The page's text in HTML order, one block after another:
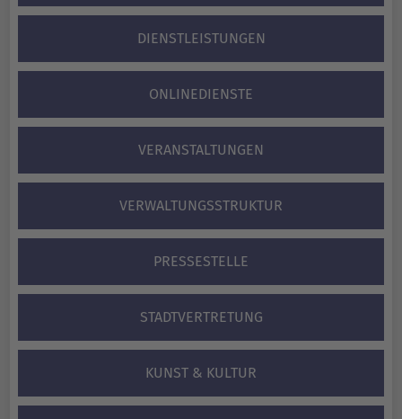
DIENSTLEISTUNGEN
ONLINEDIENSTE
VERANSTALTUNGEN
VERWALTUNGS­STRUKTUR
PRESSESTELLE
STADTVERTRETUNG
KUNST & KULTUR